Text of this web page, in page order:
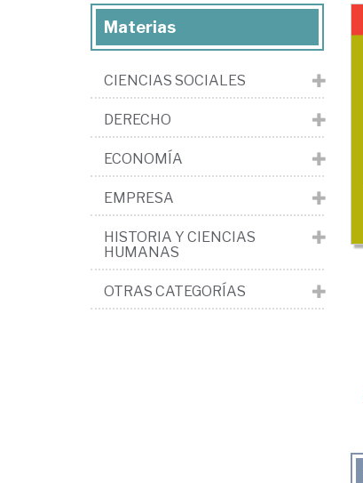
Materias
CIENCIAS SOCIALES
DERECHO
ECONOMÍA
EMPRESA
HISTORIA Y CIENCIAS
HUMANAS
OTRAS CATEGORÍAS